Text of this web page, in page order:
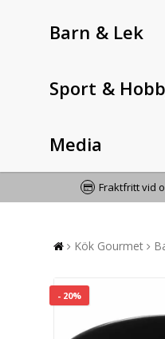
Barn & Lek
Sport &
Media
Fraktfritt vid
Kök Gourmet
- 20%